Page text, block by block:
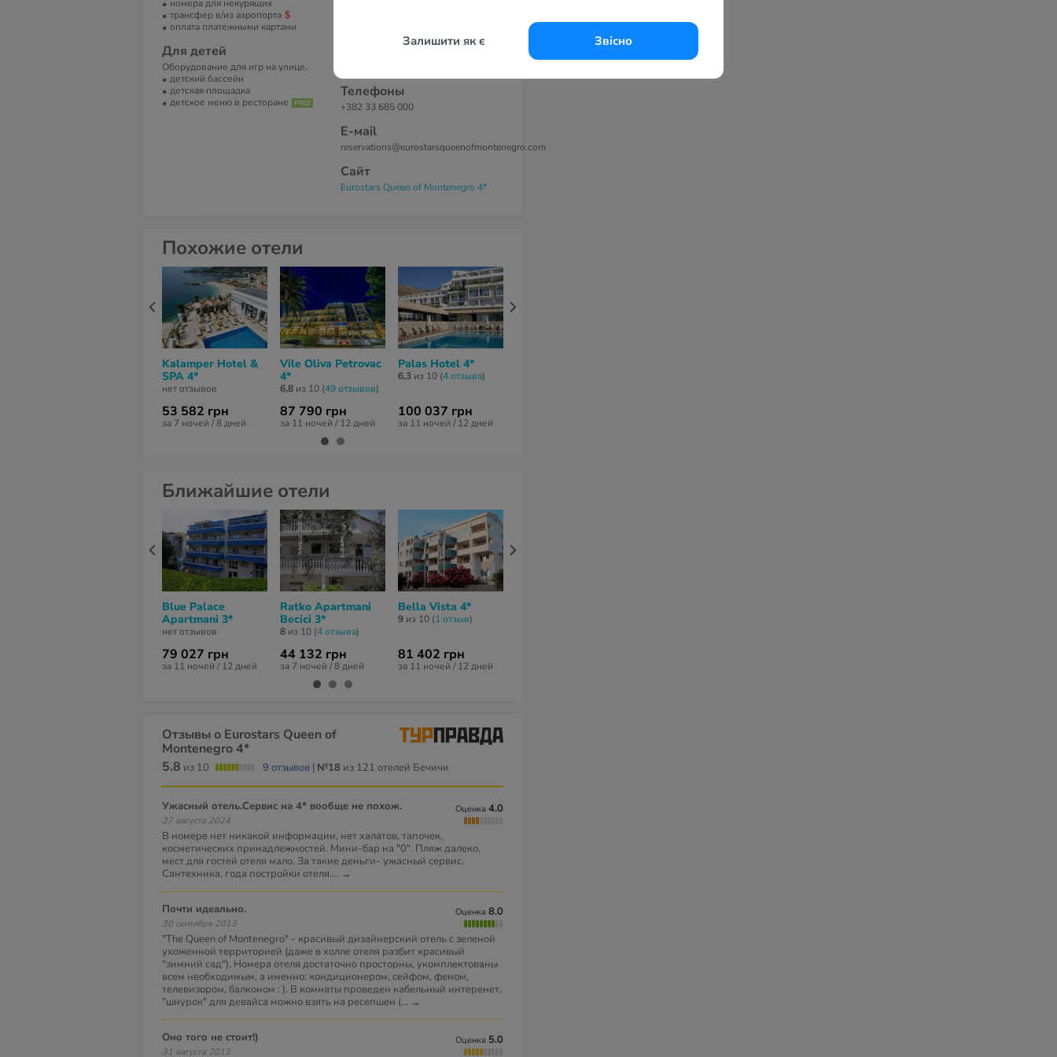
Залишити як є Звісно
номера для некурящих
трансфер в/из аэропорта
оплата платежными картами
Для детей
Оборудование для игр на улице.
детский бассейн
детская площадка
детское меню в ресторане
Телефоны
+382 33 685 000
Е-маil
reservations@eurostarsqueenofmontenegro.com
Сайт
Eurostars Queen of Montenegro 4*
Похожие отели
Kalamper Hotel &
SPA 4*
нет отзывов
53 582 грн
за 7 ночей / 8 дней
Vile Oliva Petrovac
4*
6,8 из 10 (49 отзывов)
87 790 грн
за 11 ночей / 12 дней
Palas Hotel 4*
6,3 из 10 (4 отзывa)
100 037 грн
за 11 ночей / 12 дней
Ближайшие отели
Blue Palace
Apartmani 3*
нет отзывов
79 027 грн
за 11 ночей / 12 дней
Ratko Apartmani
Beсiсi 3*
8 из 10 (4 отзывa)
44 132 грн
за 7 ночей / 8 дней
Bella Vista 4*
9 из 10 (1 отзыв)
81 402 грн
за 11 ночей / 12 дней
Отзывы о Eurostars Queen of
Montenegro 4*
5.8 из 10 9 отзывов | №18 из 121 отелей Бечичи
Ужасный отель.Сервис на 4* вообще не похож.
27 августа 2024
Оценка
4.0
В номере нет никакой информации, нет халатов, тапочек,
косметических принадлежностей. Мини-бар на "0". Пляж далеко,
мест для гостей отеля мало. За такие деньги- ужасный сервис.
Сантехника, года постройки отеля.... →
Почти идеально.
30 сентября 2013
Оценка
8.0
"The Queen of Montenegro" - красивый дизайнерский отель с зеленой
ухоженной территорией (даже в холле отеля разбит красивый
"зимний сад"). Номера отеля достаточно просторны, укомплектованы
всем необходимым, а именно: кондиционером, сейфом, феном,
телевизором, балконом : ). В комнаты проведен кабельный интеренет,
"шнурок" для девайса можно взять на ресепшен (... →
Оно того не стоит!)
31 августа 2013
Оценка 5.0